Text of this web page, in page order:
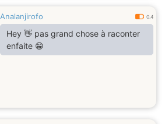
Analanjirofo 0.4
Hey 👋 pas grand chose à raconter
enfaite 😁